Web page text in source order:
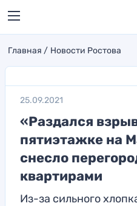
Главная Новости Ростова
25.09.2021
«Раздался
пятиэтажке на
снесло
квартирами
Из-за сильного